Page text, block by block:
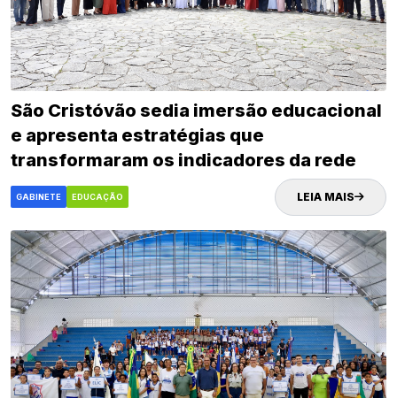
São Cristóvão sedia imersão educacional
e apresenta estratégias que
transformaram os indicadores da rede
municipal
GABINETE EDUCAÇÃO LEIA MAIS